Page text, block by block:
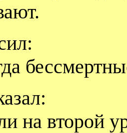
на второй